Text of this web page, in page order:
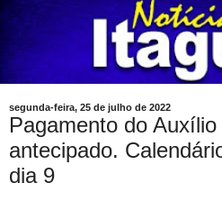
segunda-feira, 25 de julho de 2022
Pagamento do
antecipado.
dia 9